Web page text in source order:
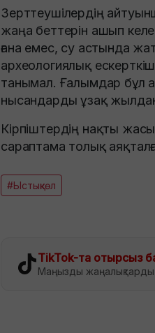
Зерттеушілердің
жаңа беттерін ашып
ғана емес, су астында
археологиялық
танымал. Ғалымдар бұл
нысандарды ұзақ жылдан
Кірпіштердің нақты
сараптама толық
#Ыстықкөл
TikTok-та отырсыз
Маңызды